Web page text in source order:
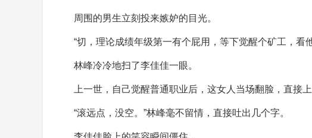
周围的男生立刻投来嫉妒的目光。
“切，理论成绩年级第一有个屁用，等下觉醒个矿工，看
林峰冷冷地扫了李佳佳一眼。
上一世，自己觉醒普通职业后，这女人当场翻脸，直接
“滚远点，没空。”林峰毫不留情，直接吐出几个字。